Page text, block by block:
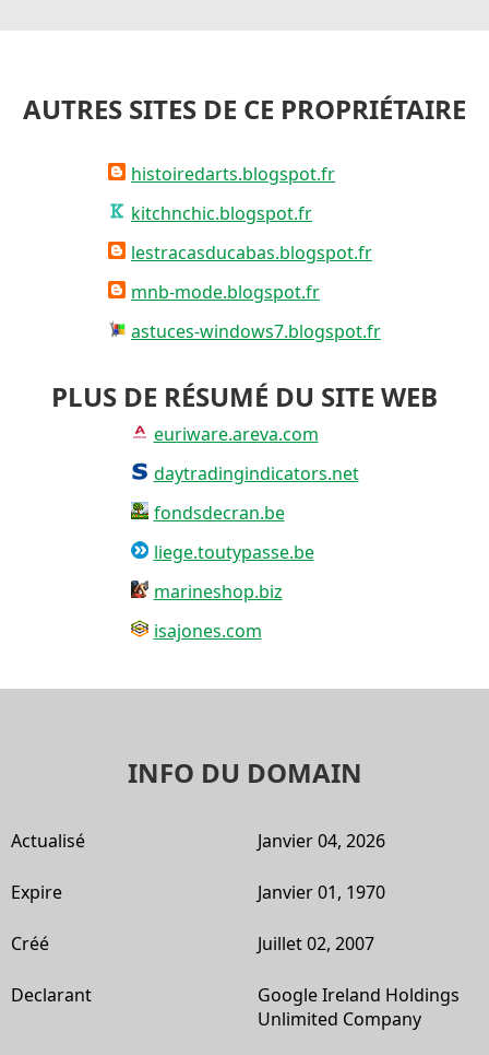
AUTRES SITES DE CE PROPRIÉTAIRE
histoiredarts.blogspot.fr
kitchnchic.blogspot.fr
lestracasducabas.blogspot.fr
mnb-mode.blogspot.fr
astuces-windows7.blogspot.fr
PLUS DE RÉSUMÉ DU SITE WEB
euriware.areva.com
daytradingindicators.net
fondsdecran.be
liege.toutypasse.be
marineshop.biz
isajones.com
INFO DU DOMAIN
Actualisé Janvier 04, 2026
Expire Janvier 01, 1970
Créé Juillet 02, 2007
Declarant
Google Ireland Holdings
Unlimited Company